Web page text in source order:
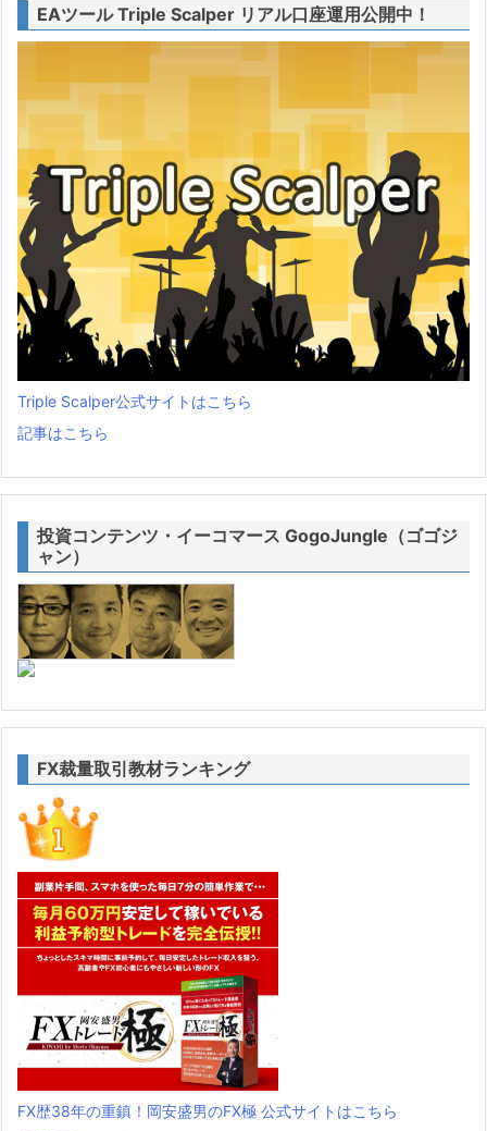
EAツール Triple Scalper リアル口座運用公開中！
Triple Scalper公式サイトはこちら
記事はこちら
投資コンテンツ・イーコマース GogoJungle（ゴゴジ
ャン）
FX裁量取引教材ランキング
FX歴38年の重鎮！岡安盛男のFX極 公式サイトはこちら